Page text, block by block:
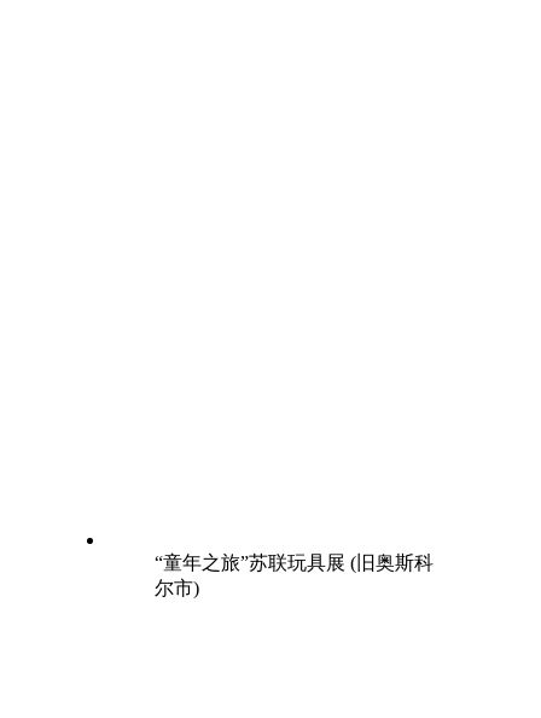
“童年之旅”苏联玩具展 (旧奥斯科
尔市)